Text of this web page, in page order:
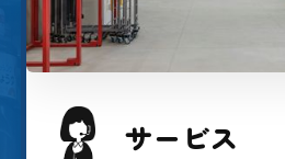
サービス